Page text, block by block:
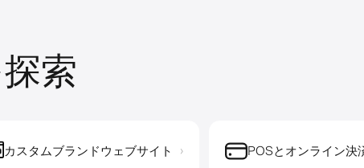
索
カスタムブランドウェブサイト › POSとオンライン決